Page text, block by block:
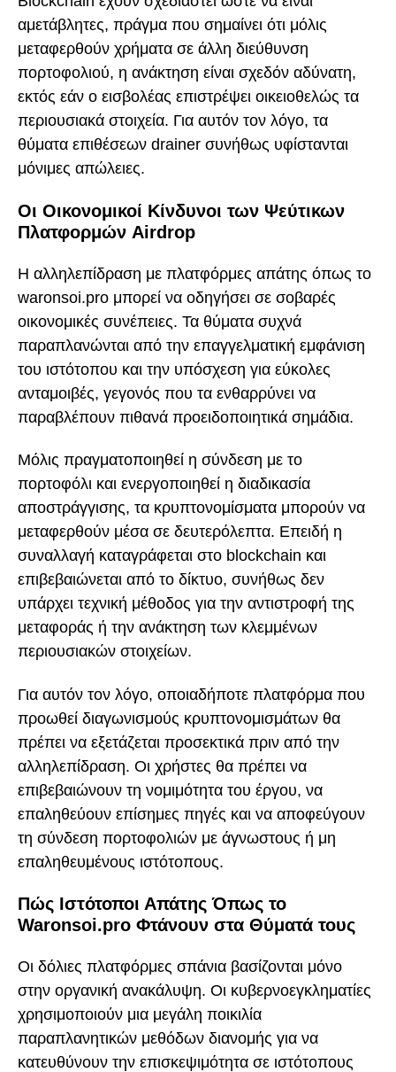
αμετάβλητες, πράγμα που σημαίνει ότι μόλις
μεταφερθούν χρήματα σε άλλη διεύθυνση
πορτοφολιού, η ανάκτηση είναι σχεδόν αδύνατη,
εκτός εάν ο εισβολέας επιστρέψει οικειοθελώς τα
περιουσιακά στοιχεία. Για αυτόν τον λόγο, τα
θύματα επιθέσεων drainer συνήθως υφίστανται
μόνιμες απώλειες.
Οι Οικονομικοί Κίνδυνοι των Ψεύτικων
Πλατφορμών Airdrop
Η αλληλεπίδραση με πλατφόρμες απάτης όπως το
waronsoi.pro μπορεί να οδηγήσει σε σοβαρές
οικονομικές συνέπειες. Τα θύματα συχνά
παραπλανώνται από την επαγγελματική εμφάνιση
του ιστότοπου και την υπόσχεση για εύκολες
ανταμοιβές, γεγονός που τα ενθαρρύνει να
παραβλέπουν πιθανά προειδοποιητικά σημάδια.
Μόλις πραγματοποιηθεί η σύνδεση με το
πορτοφόλι και ενεργοποιηθεί η διαδικασία
αποστράγγισης, τα κρυπτονομίσματα μπορούν να
μεταφερθούν μέσα σε δευτερόλεπτα. Επειδή η
συναλλαγή καταγράφεται στο blockchain και
επιβεβαιώνεται από το δίκτυο, συνήθως δεν
υπάρχει τεχνική μέθοδος για την αντιστροφή της
μεταφοράς ή την ανάκτηση των κλεμμένων
περιουσιακών στοιχείων.
Για αυτόν τον λόγο, οποιαδήποτε πλατφόρμα που
προωθεί διαγωνισμούς κρυπτονομισμάτων θα
πρέπει να εξετάζεται προσεκτικά πριν από την
αλληλεπίδραση. Οι χρήστες θα πρέπει να
επιβεβαιώνουν τη νομιμότητα του έργου, να
επαληθεύουν επίσημες πηγές και να αποφεύγουν
τη σύνδεση πορτοφολιών με άγνωστους ή μη
επαληθευμένους ιστότοπους.
Πώς Ιστότοποι Απάτης Όπως το
Waronsoi.pro Φτάνουν στα Θύματά τους
Οι δόλιες πλατφόρμες σπάνια βασίζονται μόνο
στην οργανική ανακάλυψη. Οι κυβερνοεγκληματίες
χρησιμοποιούν μια μεγάλη ποικιλία
παραπλανητικών μεθόδων διανομής για να
κατευθύνουν την επισκεψιμότητα σε ιστότοπους